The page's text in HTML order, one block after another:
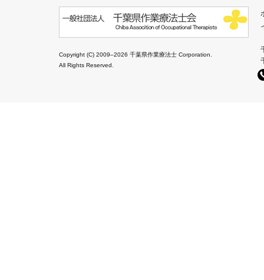
Copyright (C) 2009–2026 千葉県作業療法士 Corporation.
All Rights Reserved.